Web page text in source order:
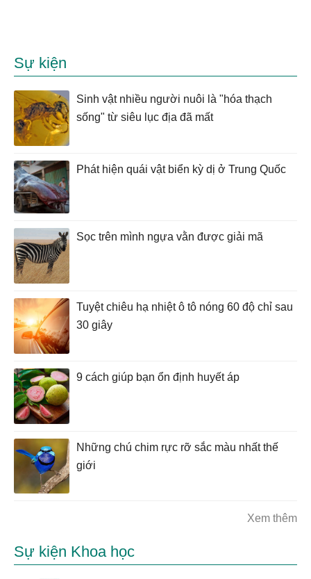
Sự kiện
Sinh vật nhiều người nuôi là "hóa thạch
sống" từ siêu lục địa đã mất
Phát hiện quái vật biển kỳ dị ở Trung Quốc
Sọc trên mình ngựa vằn được giải mã
Tuyệt chiêu hạ nhiệt ô tô nóng 60 độ chỉ sau
30 giây
9 cách giúp bạn ổn định huyết áp
Những chú chim rực rỡ sắc màu nhất thế
giới
Xem thêm
Sự kiện Khoa học